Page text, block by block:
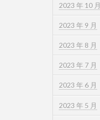
2023 年 10 月
2023 年 9 月
2023 年 8 月
2023 年 7 月
2023 年 6 月
2023 年 5 月